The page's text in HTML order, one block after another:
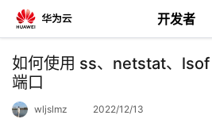
开发者
返
回
如何使用 ss、netstat、
端口
wljslmz 2022/12/13